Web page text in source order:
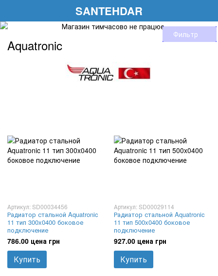
SANTEHDAR
Фильтр
Aquatronic
Артикул: SD00034456
Радиатор стальной Aquatronic
11 тип 300x0400 боковое
подключение
786.00 цена грн
Купить
Артикул: SD00029114
Радиатор стальной Aquatronic
11 тип 500x0400 боковое
подключение
927.00 цена грн
Купить